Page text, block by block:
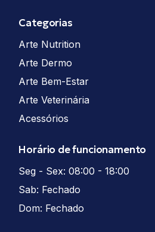
Categorias
Arte Nutrition
Arte Dermo
Arte Bem-Estar
Arte Veterinária
Acessórios
Horário de funcionamento
Seg - Sex: 08:00 - 18:00
Sab: Fechado
Dom: Fechado